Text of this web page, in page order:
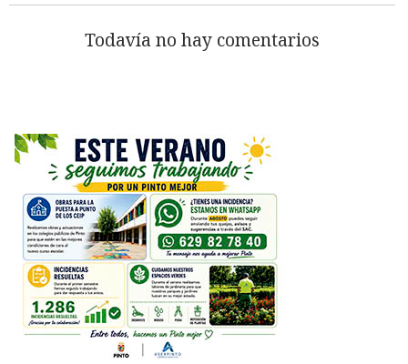
Todavía no hay comentarios